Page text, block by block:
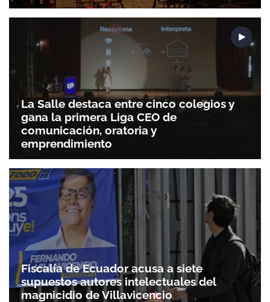
La Salle destaca entre cinco colegios y
gana la primera Liga CEO de
comunicación, oratoria y
emprendimiento
Fiscalía de Ecuador acusa a siete
supuestos autores intelectuales del
magnicidio de Villavicencio